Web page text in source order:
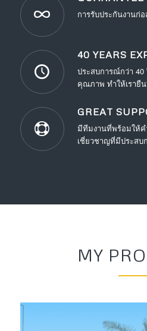
การรับประกันงานก่อ
40 YEARS
ประสบการณ์กว่า
คุณภาพ ทำให้เรายื
GREAT
มีทีมงานที่พร้อมให้ค
เชี่ยวชาญที่มีประสบ
MY